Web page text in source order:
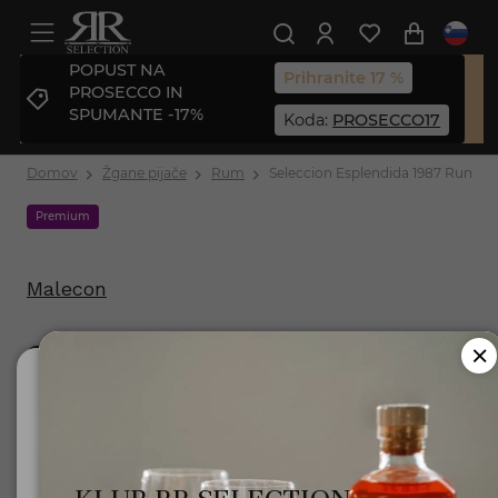
POPUST NA
PROSECCO IN
SPUMANTE -17%
Prihranite 17 %
Koda: PROSECCO17
Domov Žgane pijače Rum Seleccion Esplendida 1987 Rum
Premium
Malecon
Seleccion Esplendida
Št. izdelka: 8009366300016
Za uporabo te spletne strani morate biti polnoletni.
Minister za zdravje opozarja: Prekomerno pitje alkohola